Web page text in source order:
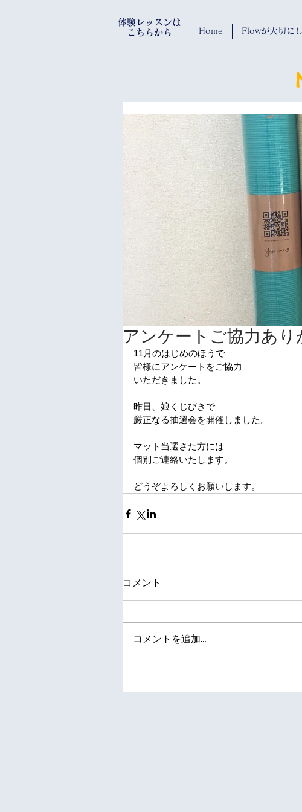
Home Flowが大切に
​体験レッスンは
​ こちらから
アンケートご協力あ
11月のはじめのほうで
皆様にアンケートをご協力
いただきました。
昨日、娘くじびきで
厳正なる抽選会を開催しました。
マット当選さた方には
個別ご連絡いたします。
どうぞよろしくお願いします。
コメント
コメントを追加…